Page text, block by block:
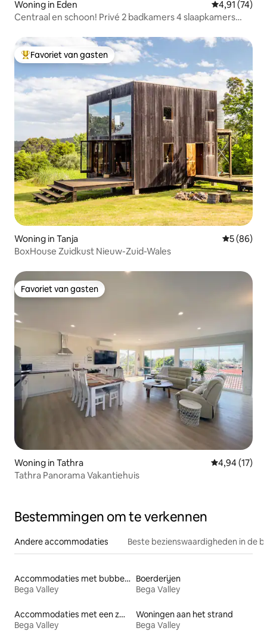
Woning in Eden Gemiddelde
4,91 (74)
Centraal en schoon! Privé 2 badkamers 4 slaapkamers
Topfavoriet van gasten
Favoriet van gasten
Woning in Tanja
5 (86)
BoxHouse Zuidkust Nieuw-Zuid-Wales
Favoriet van gasten
Favoriet van gasten
Woning in Tathra Gemiddelde
4,94 (17)
Tathra Panorama Vakantiehuis
Bestemmingen om te verkennen
Andere accommodaties Beste bezienswaardigheden in de
Accommodaties met bubbelbad
Bega Valley
Boerderijen
Bega Valley
Accommodaties met een zwembad
Bega Valley
Woningen aan het strand
Bega Valley